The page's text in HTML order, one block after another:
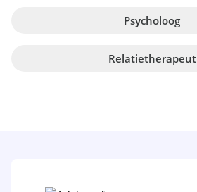
Psycholoog
Relatietherapeut